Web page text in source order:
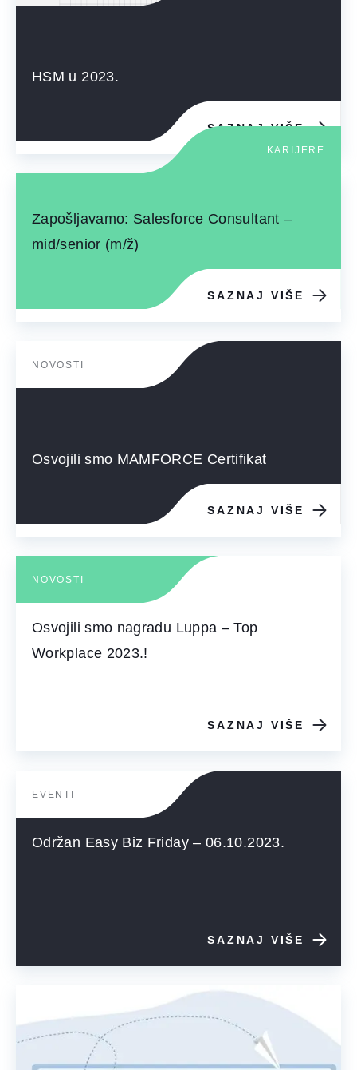
HSM u 2023.
SAZNAJ VIŠE
KARIJERE
Zapošljavamo: Salesforce Consultant –
mid/senior (m/ž)
SAZNAJ VIŠE
NOVOSTI
Osvojili smo MAMFORCE Certifikat
SAZNAJ VIŠE
NOVOSTI
Osvojili smo nagradu Luppa – Top
Workplace 2023.!
SAZNAJ VIŠE
EVENTI
Održan Easy Biz Friday – 06.10.2023.
SAZNAJ VIŠE